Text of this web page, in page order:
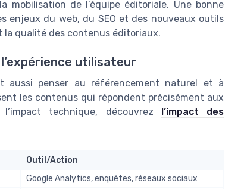
mobilisation de l’équipe éditoriale. Une bonne
du web, du SEO et des nouveaux outils
la qualité des contenus éditoriaux.
utilisateur
aussi penser au référencement naturel et à
les contenus qui répondent précisément aux
technique, découvrez l’impact des
Outil/Action
Google Analytics, enquêtes, réseaux sociaux